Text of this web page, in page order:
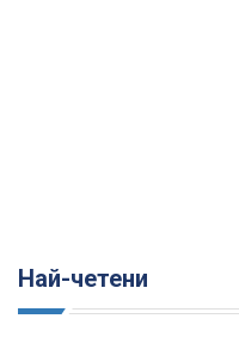
Най-четени